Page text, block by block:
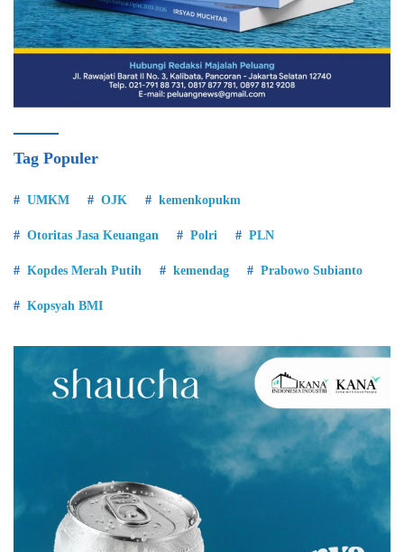
Tag Populer
UMKM OJK kemenkopukm
Otoritas Jasa Keuangan Polri PLN
Kopdes Merah Putih kemendag Prabowo Subianto
Kopsyah BMI